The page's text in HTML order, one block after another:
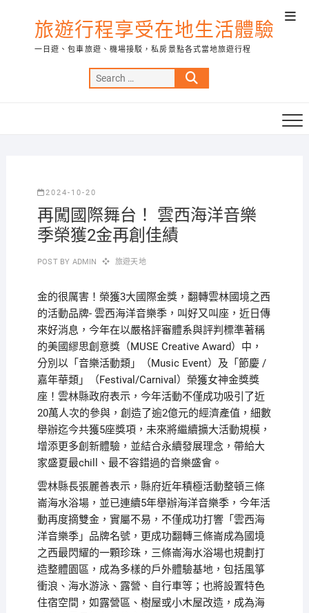
旅遊行程享受在地生活體驗
一日遊、包車旅遊、機場接駁，私房景點各式當地旅遊行程
Search
…
2024-10-20
再闖國際舞台！ 雲西海洋音樂
季榮獲2金再創佳績
POST BY ADMIN 旅遊天地
金的很厲害！榮獲3大國際金獎，翻轉雲林國境之西
的活動品牌- 雲西海洋音樂季，叫好又叫座，近日傳
來好消息，今年在以嚴格評審體系與評判標準著稱
的美國繆思創意獎（MUSE Creative Award）中，
分別以「音樂活動類」（Music Event）及「節慶 /
嘉年華類」（Festival/Carnival）榮獲女神金獎獎
座！雲林縣政府表示，今年活動不僅成功吸引了近
20萬人次的參與，創造了逾2億元的經濟產值，細數
舉辦迄今共獲5座獎項，未來將繼續擴大活動規模，
增添更多創新體驗，並結合永續發展理念，帶給大
家盛夏最chill、最不容錯過的音樂盛會。
雲林縣長張麗善表示，縣府近年積極活動整頓三條
崙海水浴場，並已連續5年舉辦海洋音樂季，今年活
動再度摘雙金，實屬不易，不僅成功打響「雲西海
洋音樂季」品牌名號，更成功翻轉三條崙成為國境
之西最閃耀的一顆珍珠，三條崙海水浴場也規劃打
造整體園區，成為多樣的戶外體驗基地，包括風箏
衝浪、海水游泳、露營、自行車等；也將設置特色
住宿空間，如露營區、樹屋或小木屋改造，成為海